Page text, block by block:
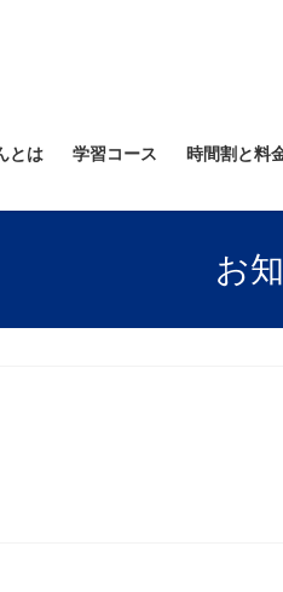
とは 学習コース 時間割と料
お